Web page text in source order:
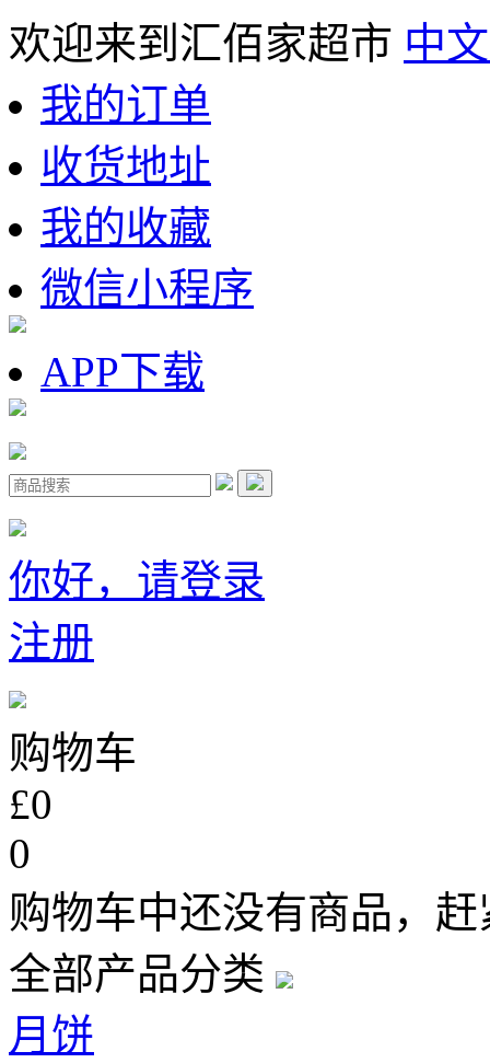
欢迎来到汇佰家超市 中
我的订单
收货地址
我的收藏
微信小程序
APP下载
你好，请登录
注册
购物车
£0
0
购物车中还没有商品，
全部产品分类
月饼